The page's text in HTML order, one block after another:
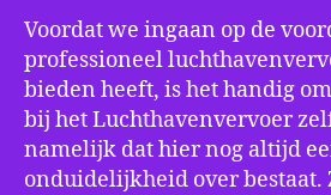
Voordat we ingaan op de
professioneel
bieden heeft, is het handig
bij het Luchthavenvervoer
namelijk dat hier nog altijd
onduidelijkheid over bestaat.